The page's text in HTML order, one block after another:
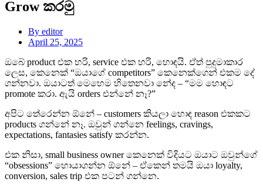
Grow කරමු
By editor
April 25, 2025
ඔබේ product එක හරි, service එක හරි, හොඳයි. ඒත් පුදුමාකාර
ලෙස, කෙනෙක් “ඔයාගේ competitors” කෙනෙක්ගෙන් එකම දේ
ගන්නවා. ඔයාටත් මෙහෙම හිතෙනවා නේද – “මම හොඳට
promote කරා. ඇයි orders එන්නේ නෑ?”
අපිට තේරෙන්න ඕනේ – customers කියලා හොඳ reason එකකට
products ගන්නේ නෑ. ඔවුන් ගන්නෙ feelings, cravings,
expectations, fantasies satisfy කරන්න.
එක නිසා, small business owner කෙනෙක් විදියට ඔයාට ඔවුන්ගේ
“obsessions” හොයාගන්න ඕනේ – ඒකෙන් තමයි ඔයා loyalty,
conversion, sales trip එක පටන් ගන්නෙ.